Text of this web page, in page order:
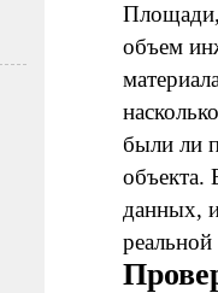
Площади,
объем
были ли
объекта.
данных,